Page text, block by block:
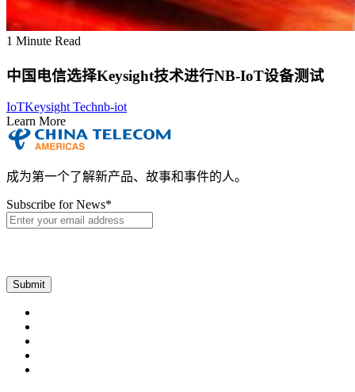
1 Minute Read
中国电信选择Keysight技术进行NB-IoT设备测试
IoTKeysight Technb-iot
Learn More
成为第一个了解新产品、故事和事件的人。
Subscribe for News*